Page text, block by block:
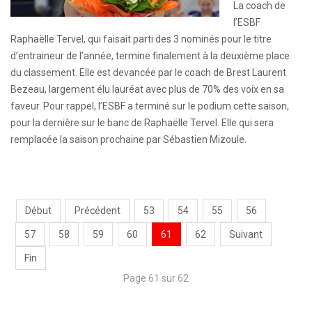
La coach de
l’ESBF
Raphaëlle Tervel, qui faisait parti des 3 nominés pour le titre
d’entraineur de l’année, termine finalement à la deuxième place
du classement. Elle est devancée par le coach de Brest Laurent
Bezeau, largement élu lauréat avec plus de 70% des voix en sa
faveur. Pour rappel, l’ESBF a terminé sur le podium cette saison,
pour la dernière sur le banc de Raphaëlle Tervel. Elle qui sera
remplacée la saison prochaine par Sébastien Mizoule.
Début Précédent 53 54 55 56
57 58 59 60 61 62 Suivant
Fin
Page 61 sur 62